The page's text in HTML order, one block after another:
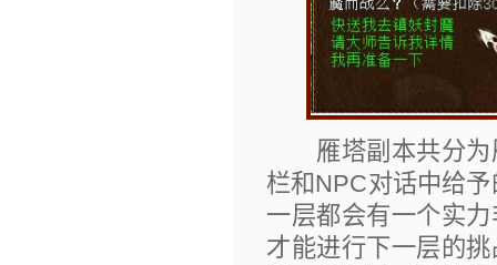
雁塔副本共分为
栏和NPC对话中给
一层都会有一个实
才能进行下一层的